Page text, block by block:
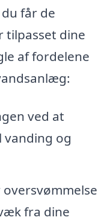
får de
tilpasset dine
af fordelene
ved at
og
fra dine